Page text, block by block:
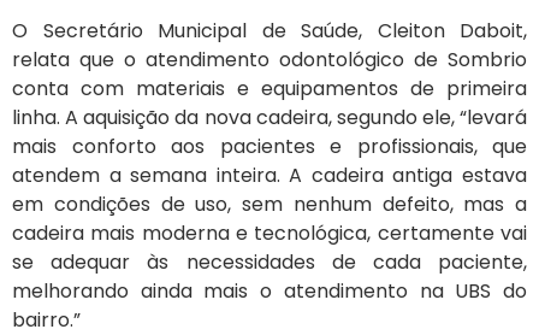
O Secretário Municipal de Saúde, Cleiton Daboit,
relata que o atendimento odontológico de Sombrio
conta com materiais e equipamentos de primeira
linha. A aquisição da nova cadeira, segundo ele, “levará
mais conforto aos pacientes e profissionais, que
atendem a semana inteira. A cadeira antiga estava
em condições de uso, sem nenhum defeito, mas a
cadeira mais moderna e tecnológica, certamente vai
se adequar às necessidades de cada paciente,
melhorando ainda mais o atendimento na UBS do
bairro.”